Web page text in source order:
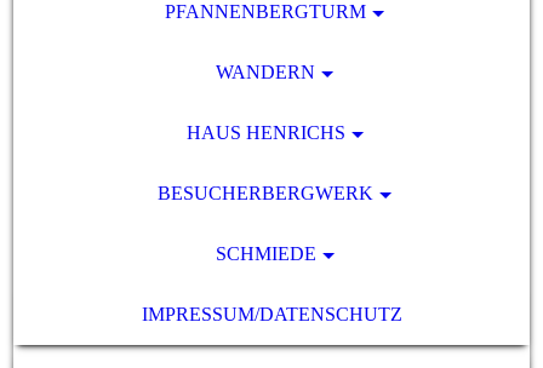
PFANNENBERGTURM
WANDERN
HAUS HENRICHS
BESUCHERBERGWERK
SCHMIEDE
IMPRESSUM/DATENSCHUTZ